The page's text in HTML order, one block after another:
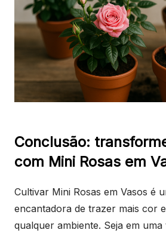
Conclusão:
com Mini Rosas em
Cultivar Mini Rosas em Vasos é
encantadora de trazer mais cor
qualquer ambiente. Seja em uma